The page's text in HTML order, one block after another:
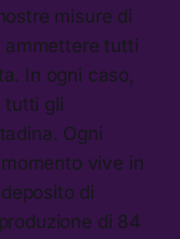
misure di
ammettere tutti
In ogni caso,
tutti gli
Ogni
vive in
di
di 84